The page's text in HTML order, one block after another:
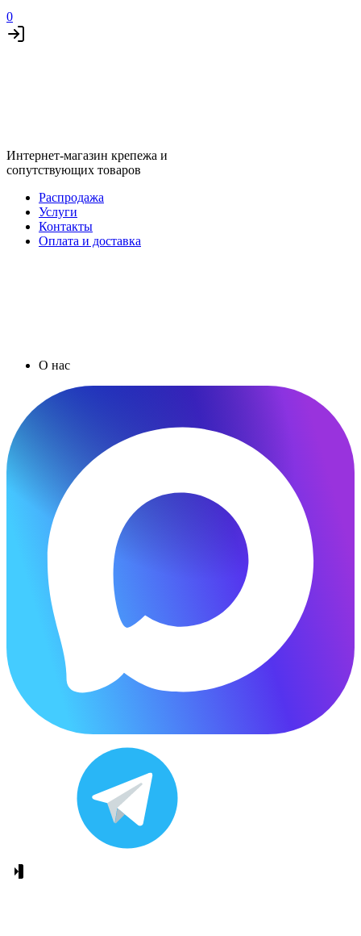
0
Интернет-магазин крепежа и
сопутствующих товаров
Распродажа
Услуги
Контакты
Оплата и доставка
О нас